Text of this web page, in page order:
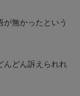
無かったという
んどん訴えられれ